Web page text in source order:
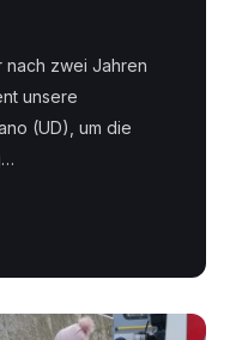
zwei Jahren
unsere
(UD), um die